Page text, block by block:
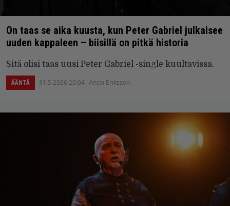
On taas se aika kuusta, kun Peter Gabriel julkaisee
uuden kappaleen – biisillä on pitkä historia
Sitä olisi taas uusi Peter Gabriel -single kuultavissa.
ÄÄNTÄ 31.5.2026 20:04 Anssi Eriksson